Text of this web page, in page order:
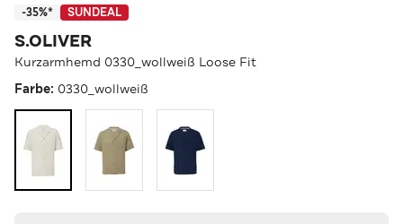
-35%* SUNDEAL
S.OLIVER
Kurzarmhemd 0330_wollweiß Loose Fit
Farbe: 0330_wollweiß